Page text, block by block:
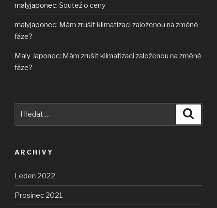
malyjaponec: Soutež o ceny
malyjaponec: Mám zrušit klimatizaci založenou na změně
fáze?
Maly Japonec: Mám zrušit klimatizaci založenou na změně
fáze?
ARCHIVY
Leden 2022
Prosinec 2021